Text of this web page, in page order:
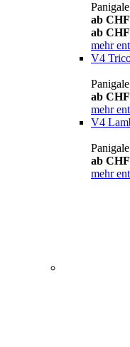
ab CHF
ab
mehr
V4
ab CHF
mehr
V4
ab CHF
mehr